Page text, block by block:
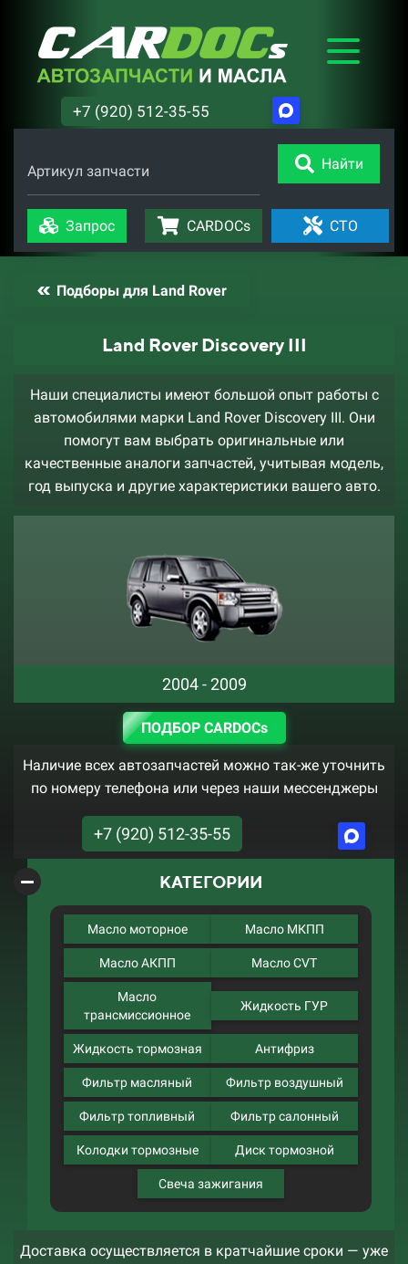
+7 (920) 512-35-55
Артикул запчасти Найти
Запрос CARDOCs СТО
Подборы для Land Rover
Land Rover Discovery III
Наши специалисты имеют большой опыт работы с
автомобилями марки Land Rover Discovery III. Они
помогут вам выбрать оригинальные или
качественные аналоги запчастей, учитывая модель,
год выпуска и другие характеристики вашего авто.
2004 - 2009
ПОДБОР CARDOCs
Наличие всех автозапчастей можно так-же уточнить
по номеру телефона или через наши мессенджеры
+7 (920) 512-35-55
КАТЕГОРИИ
Масло моторное Масло МКПП
Масло АКПП Масло CVT
Масло
трансмиссионное
Жидкость ГУР
Жидкость тормозная Антифриз
Фильтр масляный Фильтр воздушный
Фильтр топливный Фильтр салонный
Колодки тормозные Диск тормозной
Свеча зажигания
Доставка осуществляется в кратчайшие сроки — уже